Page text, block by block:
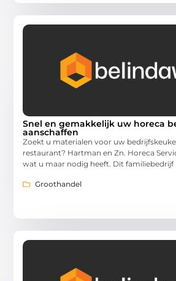
Snel en gemakkelijk uw horeca
aanschaffen
Zoekt u materialen voor uw
restaurant? Hartman en Zn. Horeca
wat u maar nodig heeft. Dit familiebedrijf
Groothandel